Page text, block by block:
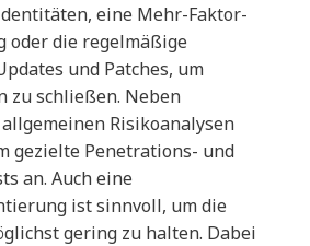
eine Mehr-Faktor-
oder die regelmäßige
und Patches, um
zu schließen. Neben
Risikoanalysen
gezielte Penetrations- und
an. Auch eine
ist sinnvoll, um die
gering zu halten. Dabei